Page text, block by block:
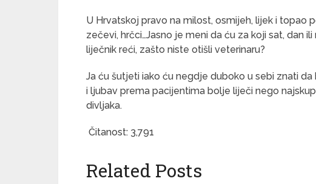
U Hrvatskoj pravo na milost, osmijeh, lijek i topao
zečevi, hrčci…Jasno je meni da ću za koji sat, dan
liječnik reći, zašto niste otišli veterinaru?
Ja ću šutjeti iako ću negdje duboko u sebi znati
i ljubav prema pacijentima bolje liječi nego
divljaka.
Čitanost: 3,791
Related Posts